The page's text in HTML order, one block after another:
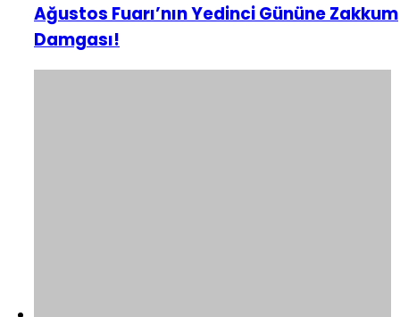
Ağustos Fuarı’nın Yedinci Gününe Zakkum
Damgası!